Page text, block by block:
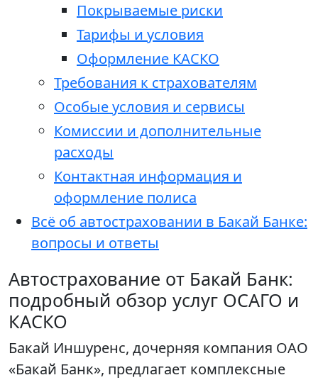
Покрываемые риски
Тарифы и условия
Оформление КАСКО
Требования к страхователям
Особые условия и сервисы
Комиссии и дополнительные
расходы
Контактная информация и
оформление полиса
Всё об автостраховании в Бакай Банке:
вопросы и ответы
Автострахование от Бакай Банк:
подробный обзор услуг ОСАГО и
КАСКО
Бакай Иншуренс, дочерняя компания ОАО
«Бакай Банк», предлагает комплексные